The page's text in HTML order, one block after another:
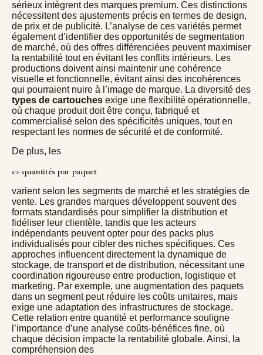
sérieux intègrent des marques premium. Ces distinctions
nécessitent des ajustements précis en termes de design,
de prix et de publicité. L’analyse de ces variétés permet
également d’identifier des opportunités de segmentation
de marché, où des offres différenciées peuvent maximiser
la rentabilité tout en évitant les conflits intérieurs. Les
productions doivent ainsi maintenir une cohérence
visuelle et fonctionnelle, évitant ainsi des incohérences
qui pourraient nuire à l’image de marque. La diversité des
types de cartouches exige une flexibilité opérationnelle,
où chaque produit doit être conçu, fabriqué et
commercialisé selon des spécificités uniques, tout en
respectant les normes de sécurité et de conformité.
De plus, les
c> quantités par paquet
varient selon les segments de marché et les stratégies de
vente. Les grandes marques développent souvent des
formats standardisés pour simplifier la distribution et
fidéliser leur clientèle, tandis que les acteurs
indépendants peuvent opter pour des packs plus
individualisés pour cibler des niches spécifiques. Ces
approches influencent directement la dynamique de
stockage, de transport et de distribution, nécessitant une
coordination rigoureuse entre production, logistique et
marketing. Par exemple, une augmentation des paquets
dans un segment peut réduire les coûts unitaires, mais
exige une adaptation des infrastructures de stockage.
Cette relation entre quantité et performance souligne
l’importance d’une analyse coûts-bénéfices fine, où
chaque décision impacte la rentabilité globale. Ainsi, la
compréhension des